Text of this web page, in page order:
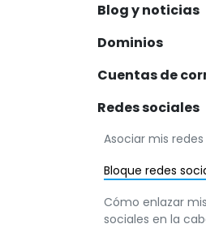
Blog y noticias
Dominios
Cuentas de
Redes sociales
Asociar mis
Bloque redes
Cómo enlazar
sociales en la